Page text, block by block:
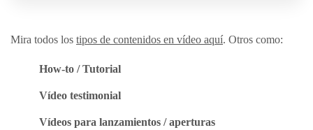
Mira todos los tipos de contenidos en vídeo aquí. Otros como:
How-to / Tutorial
Vídeo testimonial
Vídeos para lanzamientos / aperturas